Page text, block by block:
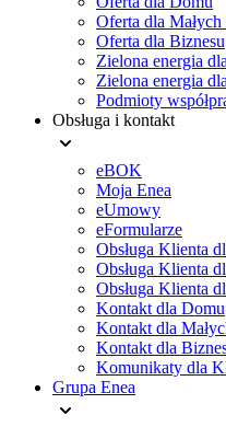
Oferta dla
Oferta dla Biznesu
Zielona energia
Zielona energia
Podmioty
Obsługa i kontakt
eBOK
Moja Enea
eUmowy
eFormularze
Obsługa Klienta
Obsługa Klienta
Obsługa Klienta
Kontakt dla Domu
Kontakt dla
Kontakt dla
Komunikaty dla
Grupa Enea